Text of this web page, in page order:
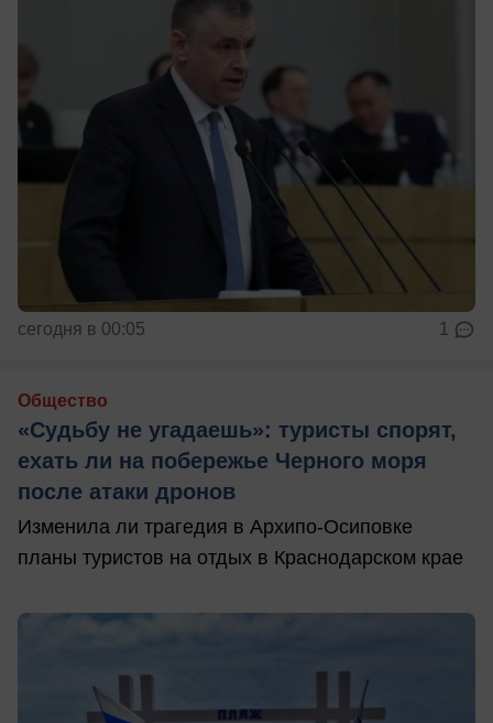
сегодня в 00:05 1
Общество
«Судьбу не угадаешь»: туристы спорят,
ехать ли на побережье Черного моря
после атаки дронов
Изменила ли трагедия в Архипо-Осиповке
планы туристов на отдых в Краснодарском крае